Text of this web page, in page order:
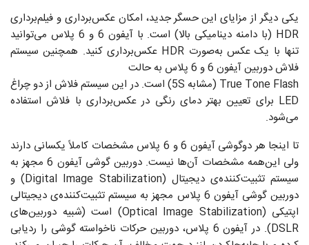
یکی دیگر از مزایای این حسگر جدید، امکان عکس‌برداری و فیلم‌برداری
HDR (با دامنه دینامیکی بالا) است. با آیفون 6 و 6 پلاس می‌توانید
تنها با یک عکس به‌صورت HDR عکس‌برداری کنید. همچنین سیستم
فلاش دوربین آیفون 6 و 6 پلاس به حالت
‏True Tone Flash (مشابه 5S) است. در این سیستم فلاش از دو چراغ
LED برای تعیین بهتر دمای رنگی در عکس‌برداری با فلاش استفاده
می‌شود.
تا اینجا هر دوگوشی آیفون 6 و 6 پلاس مشخصات کاملاً یکسانی دارند
ولی این‌همه مشخصات‌ آن‌‌ها نیست. دوربین گوشی آیفون 6 مجهز به
سیستم تثبیت‌کننده‌ی دیجیتال (Digital Image Stabilization) و
دوربین گوشی آیفون 6 پلاس مجهز به سیستم تثبیت‌کننده‌ی دیجیتالی
اپتیکی (Optical Image Stabilization) است (شبیه دوربین‌های
DSLR). در آیفون 6 پلاس، دوربین حرکات ناخواسته گوشی را ردیابی